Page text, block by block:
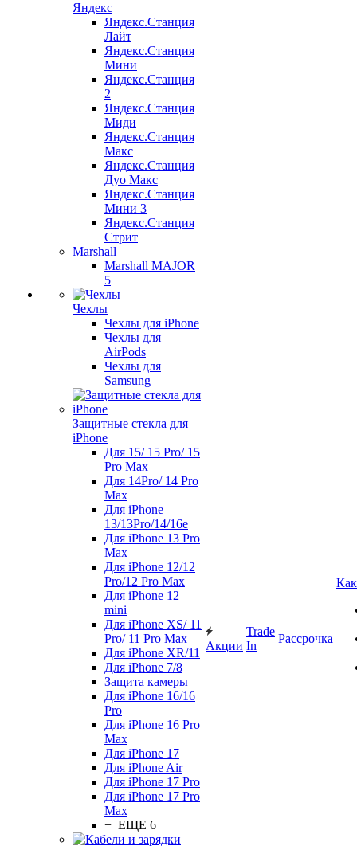
Яндекс
Яндекс.Станция
Лайт
Яндекс.Станция
Мини
Яндекс.Станция
2
Яндекс.Станция
Миди
Яндекс.Станция
Макс
Яндекс.Станция
Дуо Макс
Яндекс.Станция
Мини 3
Яндекс.Станция
Стрит
Marshall
Marshall MAJOR
5
Чехлы
Чехлы для iPhone
Чехлы для
AirPods
Чехлы для
Samsung
Защитные стекла для
iPhone
Для 15/ 15 Pro/ 15
Pro Max
Для 14Pro/ 14 Pro
Max
Для iPhone
13/13Pro/14/16e
Для iPhone 13 Pro
Max
Для iPhone 12/12
Pro/12 Pro Max
Для iPhone 12
mini
Для iPhone XS/ 11
Pro/ 11 Pro Max
Для iPhone XR/11
Для iPhone 7/8
Защита камеры
Для iPhone 16/16
Pro
Для iPhone 16 Pro
Max
Для iPhone 17
Для iPhone Air
Для iPhone 17 Pro
Для iPhone 17 Pro
Max
+ ЕЩЕ 6
Акции
Trade
In
Рассрочка